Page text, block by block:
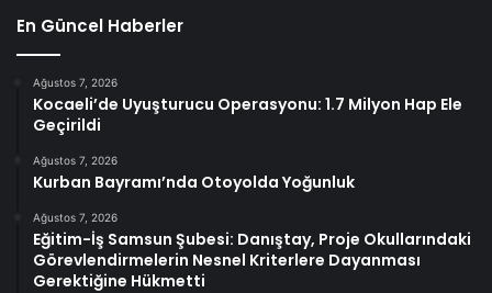
En Güncel Haberler
Ağustos 7, 2026
Kocaeli’de Uyuşturucu Operasyonu: 1.7 Milyon Hap Ele
Geçirildi
Ağustos 7, 2026
Kurban Bayramı’nda Otoyolda Yoğunluk
Ağustos 7, 2026
Eğitim-İş Samsun Şubesi: Danıştay, Proje Okullarındaki
Görevlendirmelerin Nesnel Kriterlere Dayanması
Gerektiğine Hükmetti